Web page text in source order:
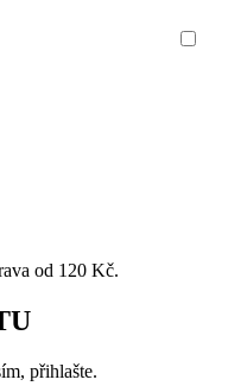
od 120 Kč.
přihlašte.